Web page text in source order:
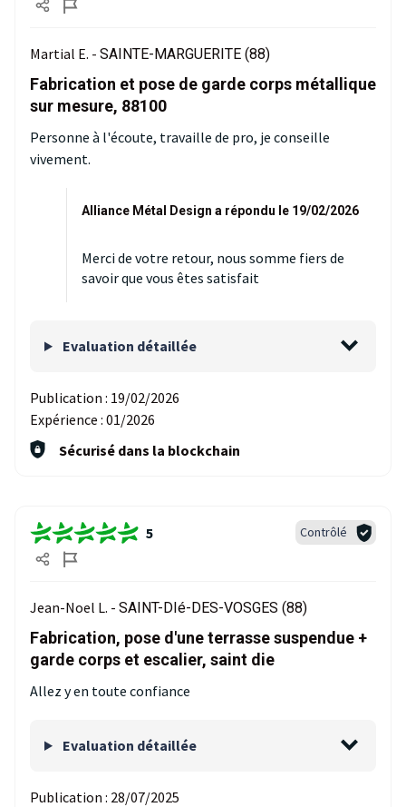
Martial E. - SAINTE-MARGUERITE (88)
Fabrication et pose de garde corps métallique
sur mesure, 88100
Personne à l'écoute, travaille de pro, je conseille
vivement.
Alliance Métal Design a répondu le 19/02/2026
Merci de votre retour, nous somme fiers de
savoir que vous êtes satisfait
Evaluation détaillée
Publication : 19/02/2026
Expérience : 01/2026
Sécurisé dans la blockchain
5 Contrôlé
Jean-Noel L. - SAINT-DIé-DES-VOSGES (88)
Fabrication, pose d'une terrasse suspendue +
garde corps et escalier, saint die
Allez y en toute confiance
Evaluation détaillée
Publication : 28/07/2025